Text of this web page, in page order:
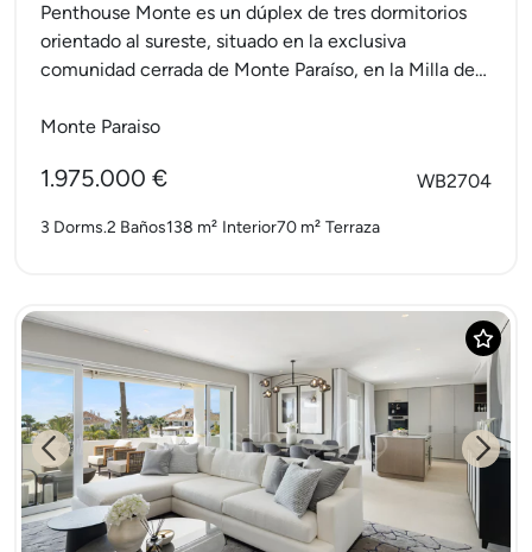
Penthouse Monte es un dúplex de tres dormitorios
orientado al sureste, situado en la exclusiva
comunidad cerrada de Monte Paraíso, en la Milla de
Monte Paraiso
1.975.000 € WB2704
3 Dorms.2 Baños138 m² Interior70 m² Terraza
Previous Next